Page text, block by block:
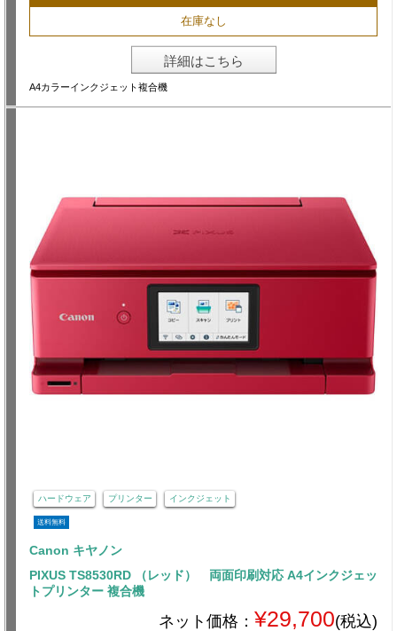
在庫なし
詳細はこちら
A4カラーインクジェット複合機
ハードウェア プリンター インクジェット
送料無料
Canon キヤノン
PIXUS TS8530RD （レッド） 両面印刷対応 A4インクジェッ
トプリンター 複合機
ネット価格： ¥29,700(税込)